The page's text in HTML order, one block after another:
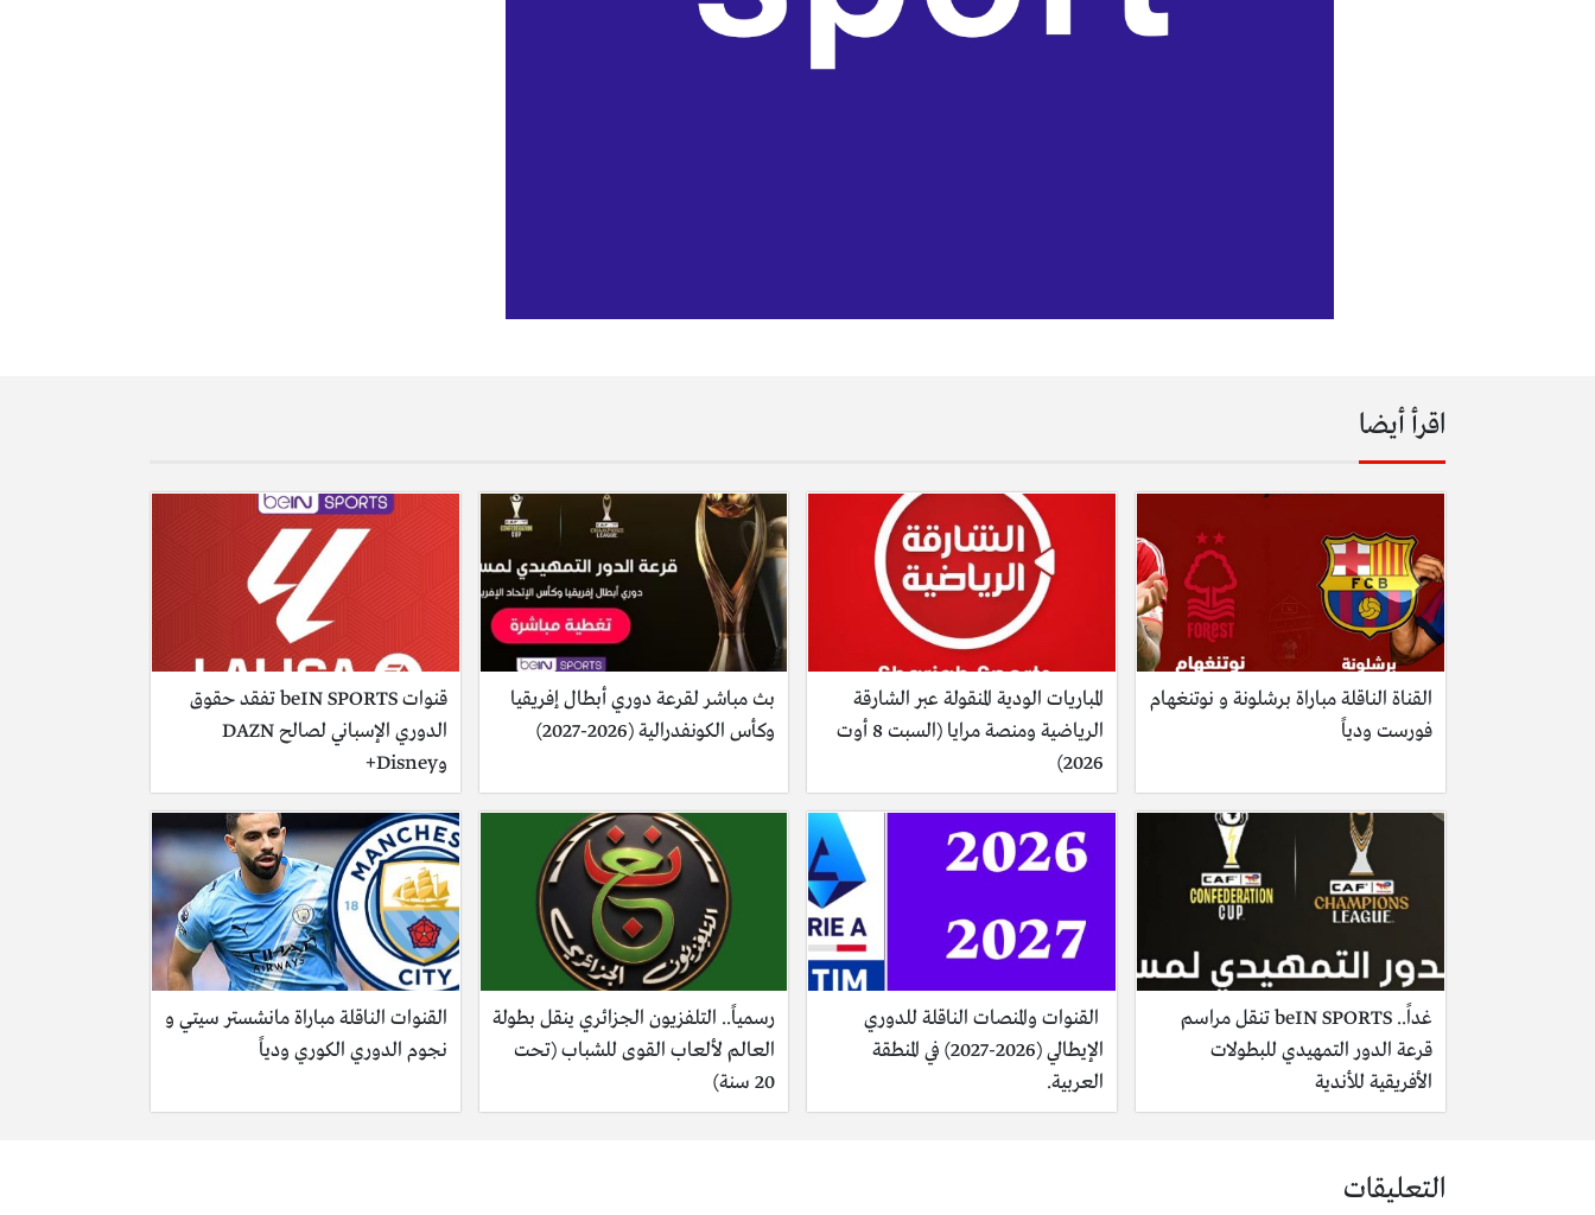
اقرأ أيضا
القناة الناقلة مباراة برشلونة و نوتنغهام
فورست ودياً
المباريات الودية المنقولة عبر الشارقة
الرياضية ومنصة مرايا (السبت 8 أوت
2026)
بث مباشر لقرعة دوري أبطال إفريقيا
وكأس الكونفدرالية (2026-2027)
قنوات beIN SPORTS تفقد حقوق
الدوري الإسباني لصالح DAZN
وDisney+
غداً.. beIN SPORTS تنقل مراسم
قرعة الدور التمهيدي للبطولات
الأفريقية للأندية
القنوات والمنصات الناقلة للدوري
الإيطالي (2026-2027) في المنطقة
العربية.
رسمياً.. التلفزيون الجزائري ينقل بطولة
العالم لألعاب القوى للشباب (تحت
20 سنة)
القنوات الناقلة مباراة مانشستر سيتي و
نجوم الدوري الكوري ودياً
التعليقات